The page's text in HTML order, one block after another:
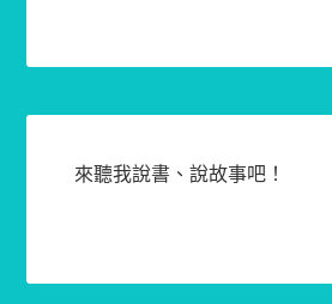
來聽我說書、說故事吧！